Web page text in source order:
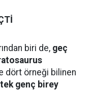
biri de, geç
dört örneği bilinen
tek genç birey